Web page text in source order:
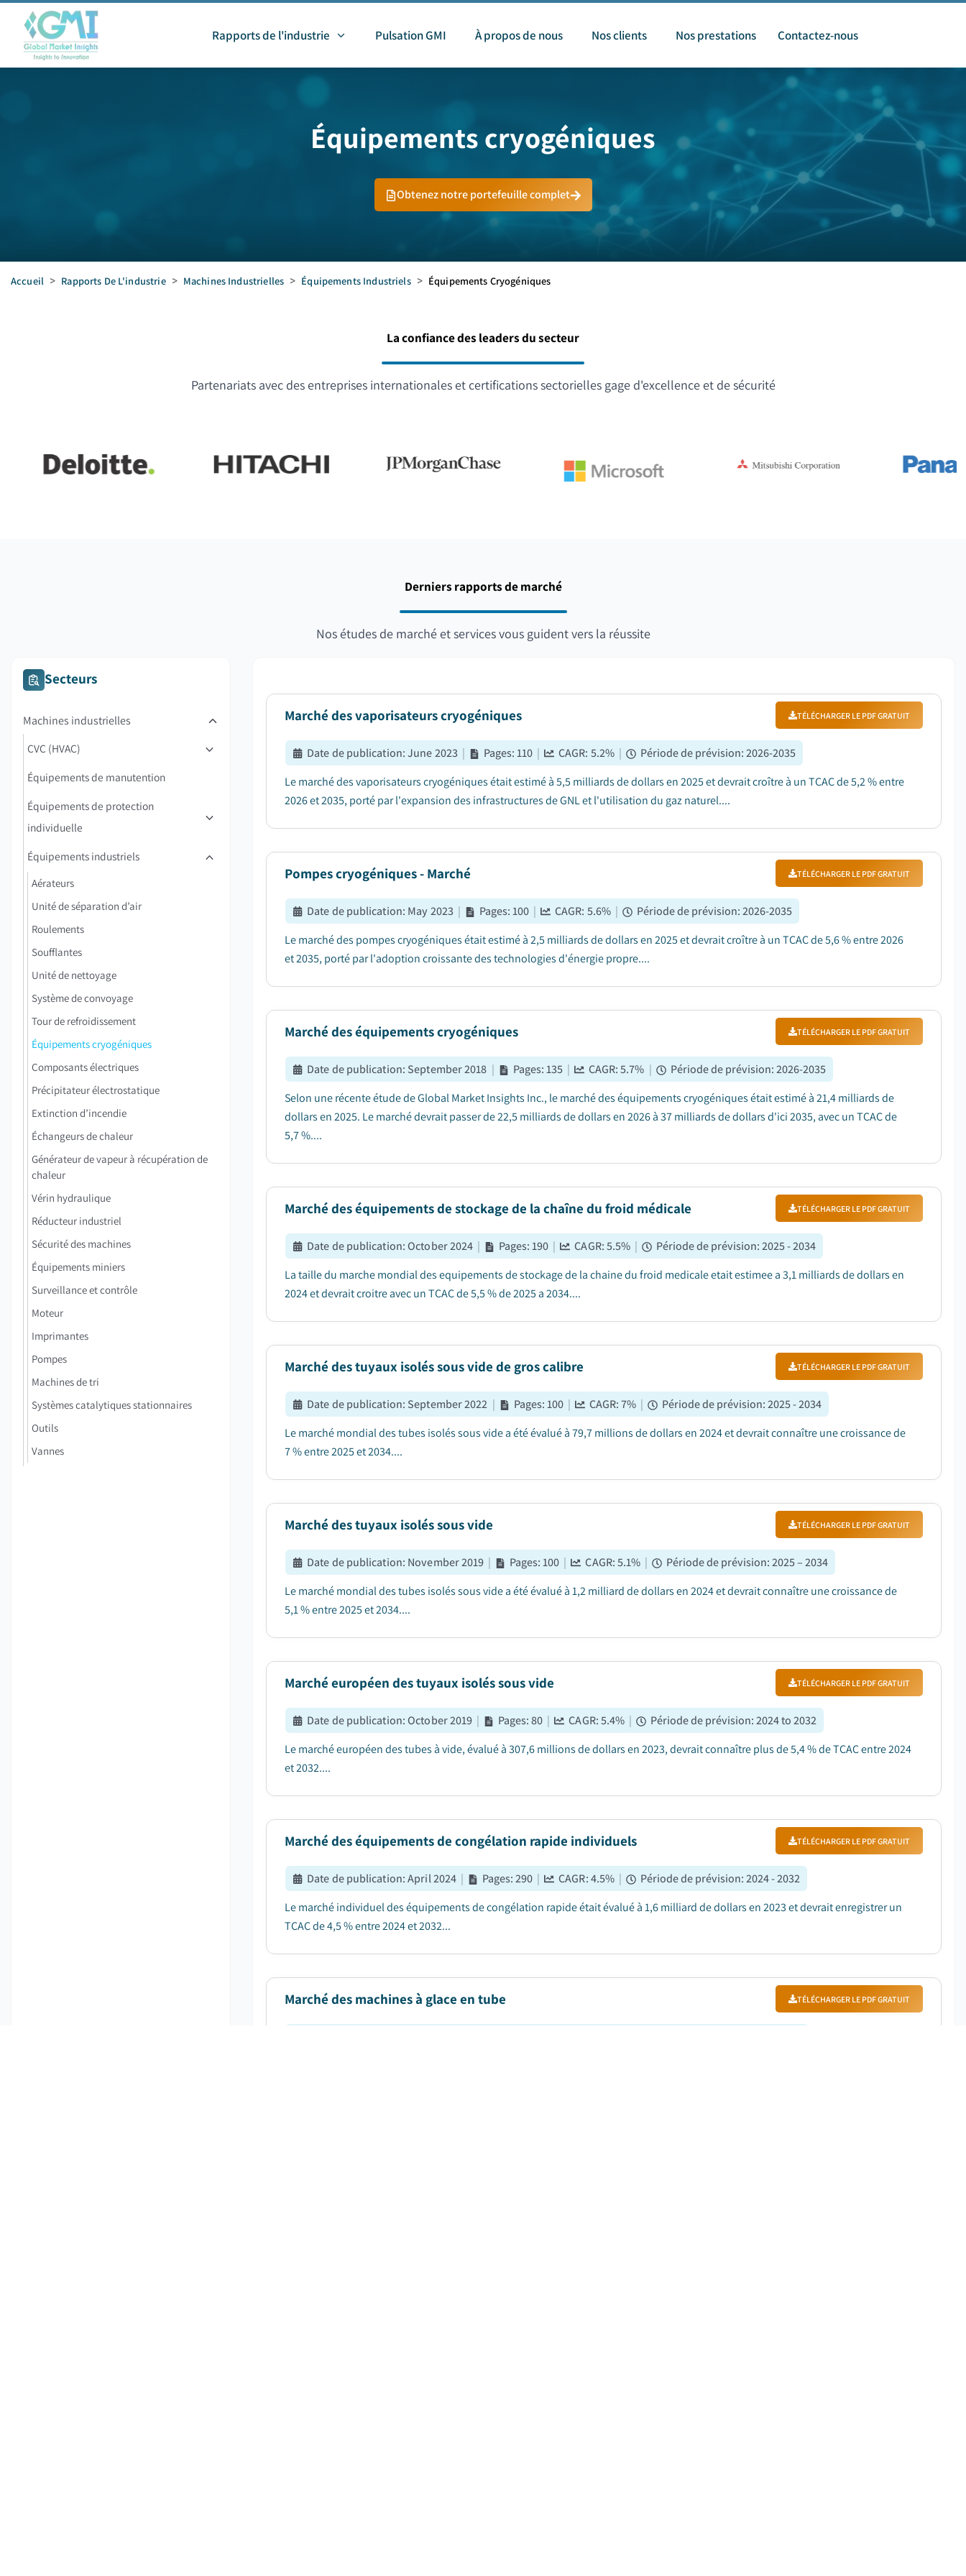
Rapports de l'industrie Pulsation GMI À propos de nous Nos clients Nos prestations Contactez-nous
Équipements cryogéniques
Obtenez notre portefeuille complet
Accueil > Rapports De L'industrie > Machines Industrielles > Équipements Industriels > Équipements Cryogéniques
La confiance des leaders du secteur
Partenariats avec des entreprises internationales et certifications sectorielles gage d'excellence et de sécurité
Derniers rapports de marché
Nos études de marché et services vous guident vers la réussite
Secteurs
Machines industrielles
CVC (HVAC)
Équipements de manutention
Équipements de protection
individuelle
Équipements industriels
Aérateurs
Unité de séparation d’air
Roulements
Soufflantes
Unité de nettoyage
Système de convoyage
Tour de refroidissement
Équipements cryogéniques
Composants électriques
Précipitateur électrostatique
Extinction d’incendie
Échangeurs de chaleur
Générateur de vapeur à récupération de
chaleur
Vérin hydraulique
Réducteur industriel
Sécurité des machines
Équipements miniers
Surveillance et contrôle
Moteur
Imprimantes
Pompes
Machines de tri
Systèmes catalytiques stationnaires
Outils
Vannes
Marché des vaporisateurs cryogéniques TÉLÉCHARGER LE PDF GRATUIT
Date de publication:June 2023 | Pages:110 | CAGR: 5.2% | Période de prévision:2026-2035
Le marché des vaporisateurs cryogéniques était estimé à 5,5 milliards de dollars en 2025 et devrait croître à un TCAC de 5,2 % entre
2026 et 2035, porté par l'expansion des infrastructures de GNL et l'utilisation du gaz naturel....
Pompes cryogéniques - Marché TÉLÉCHARGER LE PDF GRATUIT
Date de publication: May 2023 | Pages:100 | CAGR: 5.6% | Période de prévision:2026-2035
Le marché des pompes cryogéniques était estimé à 2,5 milliards de dollars en 2025 et devrait croître à un TCAC de 5,6 % entre 2026
et 2035, porté par l'adoption croissante des technologies d'énergie propre....
Marché des équipements cryogéniques TÉLÉCHARGER LE PDF GRATUIT
Date de publication: September 2018 | Pages:135 | CAGR:5.7% | Période de prévision:2026-2035
Selon une récente étude de Global Market Insights Inc., le marché des équipements cryogéniques était estimé à 21,4 milliards de
dollars en 2025. Le marché devrait passer de 22,5 milliards de dollars en 2026 à 37 milliards de dollars d'ici 2035, avec un TCAC de
5,7 %....
Marché des équipements de stockage de la chaîne du froid médicale TÉLÉCHARGER LE PDF GRATUIT
Date de publication:October 2024 | Pages:190 | CAGR:5.5% | Période de prévision:2025 - 2034
La taille du marche mondial des equipements de stockage de la chaine du froid medicale etait estimee a 3,1 milliards de dollars en
2024 et devrait croitre avec un TCAC de 5,5 % de 2025 a 2034....
Marché des tuyaux isolés sous vide de gros calibre TÉLÉCHARGER LE PDF GRATUIT
Date de publication: September 2022 | Pages:100 | CAGR:7% | Période de prévision:2025 - 2034
Le marché mondial des tubes isolés sous vide a été évalué à 79,7 millions de dollars en 2024 et devrait connaître une croissance de
7 % entre 2025 et 2034....
Marché des tuyaux isolés sous vide TÉLÉCHARGER LE PDF GRATUIT
Date de publication: November 2019 | Pages:100 | CAGR:5.1% | Période de prévision:2025 – 2034
Le marché mondial des tubes isolés sous vide a été évalué à 1,2 milliard de dollars en 2024 et devrait connaître une croissance de
5,1 % entre 2025 et 2034....
Marché européen des tuyaux isolés sous vide TÉLÉCHARGER LE PDF GRATUIT
Date de publication:October 2019 | Pages:80 | CAGR:5.4% | Période de prévision:2024 to 2032
Le marché européen des tubes à vide, évalué à 307,6 millions de dollars en 2023, devrait connaître plus de 5,4 % de TCAC entre 2024
et 2032....
Marché des équipements de congélation rapide individuels TÉLÉCHARGER LE PDF GRATUIT
Date de publication:April 2024 | Pages:290 | CAGR:4.5% | Période de prévision:2024 - 2032
Le marché individuel des équipements de congélation rapide était évalué à 1,6 milliard de dollars en 2023 et devrait enregistrer un
TCAC de 4,5 % entre 2024 et 2032...
Marché des machines à glace en tube TÉLÉCHARGER LE PDF GRATUIT